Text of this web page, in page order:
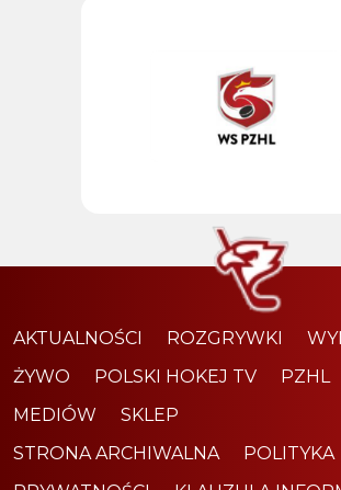
AKTUALNOŚCI ROZGRYWKI
ŻYWO
POLSKI HOKEJ TV PZHL
MEDIÓW
SKLEP
STRONA ARCHIWALNA
POLITYKA